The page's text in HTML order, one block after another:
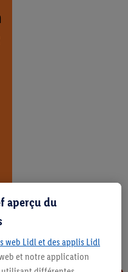
aperçu du
web Lidl et des applis Lidl
et notre application